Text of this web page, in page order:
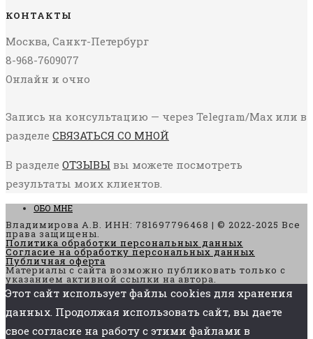
КОНТАКТЫ
Москва, Санкт-Петербург
8-968-7609077
Онлайн и очно
Запись на консультацию — через Telegram/Max или в
разделе СВЯЗАТЬСЯ СО МНОЙ
В разделе ОТЗЫВЫ вы можете посмотреть
результаты моих клиентов.
ОБО МНЕ
Владимирова А.В. ИНН: 781697796468 | © 2022-2025 Все
права защищены.
Политика обработки персональных данных
Согласие на обработку персональных данных
Публичная оферта
Материалы с сайта возможно публиковать только с
указанием активной ссылки на автора.
Этот сайт использует файлы cookies для хранения
данных. Продолжая использовать сайт, вы даете
свое согласие на работу с этими файлами в